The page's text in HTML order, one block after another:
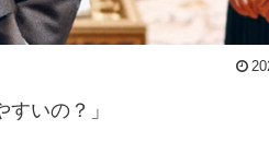
いの？」